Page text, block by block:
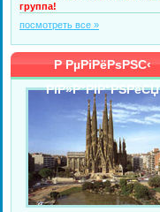
группа!
посмотреть все »
Р РµРіРёРѕРЅС‹
РїР»Р°РІР°РЅРёСЏ